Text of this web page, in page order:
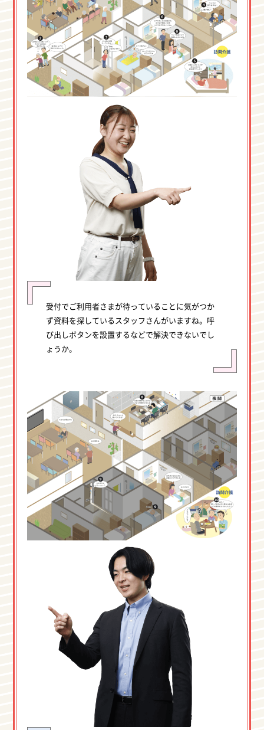
受付でご利用者さまが待っていることに気がつか
ず資料を探しているスタッフさんがいますね。呼
び出しボタンを設置するなどで解決できないでし
ょうか。